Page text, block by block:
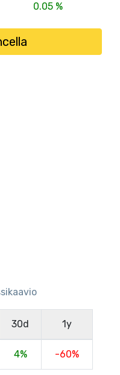
0.05 %
30d 1y
4% -60%